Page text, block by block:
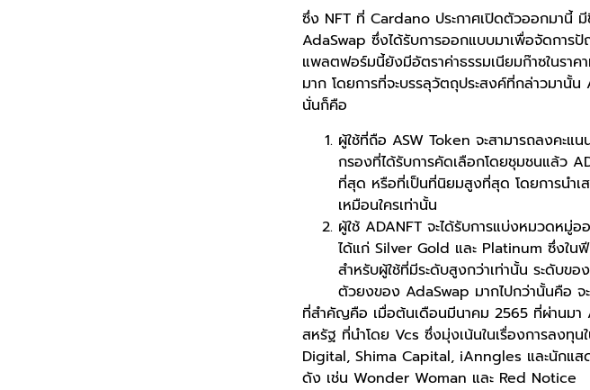
ซึ่ง NFT ที่ Cardano ประกาศเปิดตัวออกมานี้ มี
AdaSwap ซึ่งได้รับการออกแบบมาเพื่อจัดการ
แพลตฟอร์มนี้ยังมีอัตราค่าธรรมเนียมก๊าซในราค
มาก โดยการที่จะบรรลุวัตถุประสงค์ที่กล่าวมานั้น
นั่นก็คือ
ผู้ใช้ที่ถือ ASW Token จะสามารถลงคะแ
กรองที่ได้รับการคัดเลือกโดยชุมชนแล้ว
ที่สุด หรือที่เป็นที่นิยมสูงที่สุด โดยการนำเ
เหมือนใครเท่านั้น
ผู้ใช้ ADANFT จะได้รับการแบ่งหมวดหมู่
ได้แก่ Silver Gold และ Platinum ซึ่งใน
สำหรับผู้ใช้ที่มีระดับสูงกว่าเท่านั้น ระดับข
ตัวยงของ AdaSwap มากไปกว่านั้นคือ
ที่สำคัญคือ เมื่อต้นเดือนมีนาคม 2565 ที่ผ่านมา
สหรัฐ ที่นำโดย Vcs ซึ่งมุ่งเน้นในเรื่องการลงทุ
Digital, Shima Capital, iAnngles และนักแ
ดัง เช่น Wonder Woman และ Red Notice